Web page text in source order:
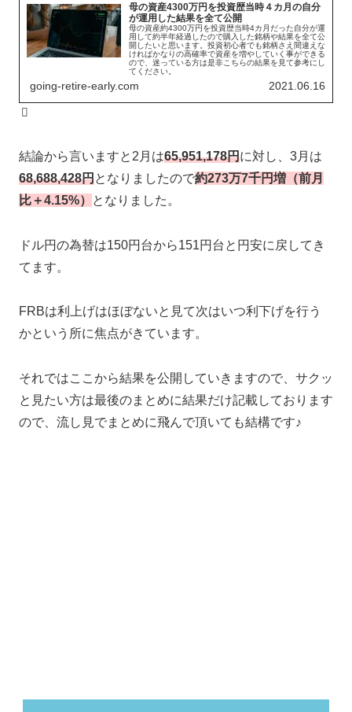
母の資産4300万円を投資歴当時４カ月の自分
が運用した結果を全て公開
母の資産約4300万円を投資歴当時4カ月だった自分が運
用して約半年経過したので購入した銘柄や結果を全て公
開したいと思います。投資初心者でも銘柄さえ間違えな
ければかなりの高確率で資産を増やしていく事ができる
ので、迷っている方は是非こちらの結果を見て参考にし
てください。
going-retire-early.com 2021.06.16
結論から言いますと2月は65,951,178円に対し、3月は
68,688,428円となりましたので約273万7千円増（前月
比＋4.15%）
となりました。
ドル円の為替は150円台から151円台と円安に戻してき
てます。
FRBは利上げはほぼないと見て次はいつ利下げを行う
かという所に焦点がきています。
それではここから結果を公開していきますので、サクッ
と見たい方は最後のまとめに結果だけ記載しております
ので、流し見でまとめに飛んで頂いても結構です♪